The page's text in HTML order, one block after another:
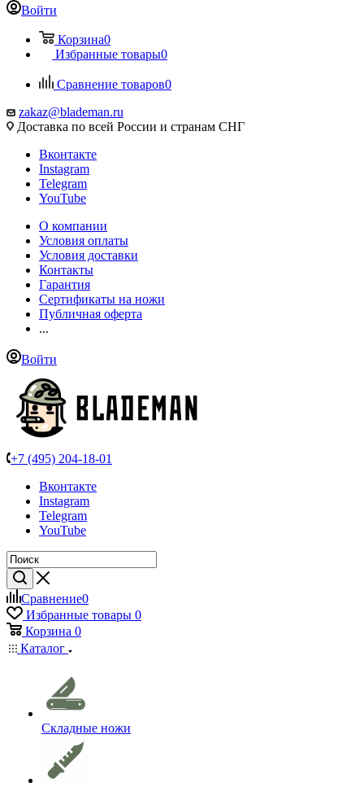
Войти
Корзина0
Избранные товары0
Сравнение товаров0
zakaz@blademan.ru
Доставка по всей России и странам СНГ
Вконтакте
Instagram
Telegram
YouTube
О компании
Условия оплаты
Условия доставки
Контакты
Гарантия
Сертификаты на ножи
Публичная оферта
...
Войти
+7 (495) 204-18-01
Вконтакте
Instagram
Telegram
YouTube
Сравнение0
Избранные товары 0
Корзина 0
Каталог
Складные ножи